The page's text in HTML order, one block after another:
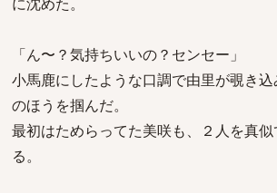
「ん〜？気持ちいいの？センセー」
小馬鹿にしたような口調で由里が覗き
のほうを掴んだ。
最初はためらってた美咲も、２人を真
る。